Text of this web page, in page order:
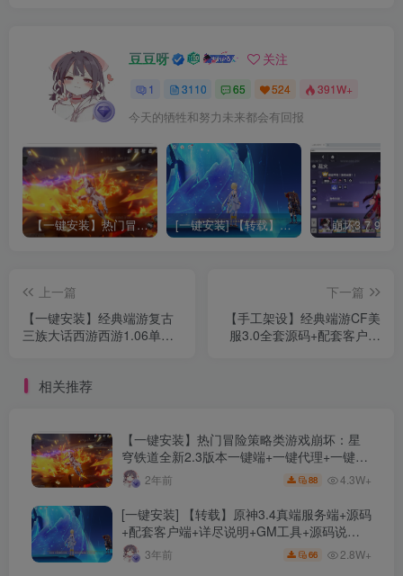
豆豆呀 关注
1 3110 65 524 391W+
今天的牺牲和努力未来都会有回报
【一键安装】热门冒险策略类游戏崩坏：星穹铁道全新2.3版本一键端+一键代理+一键启动+免虚拟机 [一键安装] 【转载】原神3.4真端服务端+源码+配套客户端+详尽说明+GM工具+源码说明文件
上一篇
【一键安装】经典端游复古
三族大话西游西游1.06单机
下一篇
【手工架设】经典端游CF美
服3.0全套源码+配套客户端
相关推荐
【一键安装】热门冒险策略类游戏崩坏：星
穹铁道全新2.3版本一键端+一键代理+一键启
动+免虚拟机
2年前 88 4.3W+
[一键安装] 【转载】原神3.4真端服务端+源码
+配套客户端+详尽说明+GM工具+源码说明
文件3年前 66 2.8W+